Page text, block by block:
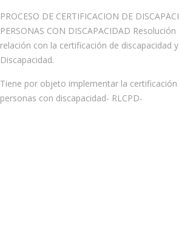
PROCESO DE CERTIFICACION DE
PERSONAS CON DISCAPACIDAD
relación con la certificación de discapacidad
Discapacidad.
Tiene por objeto implementar la
personas con discapacidad- RLCPD-